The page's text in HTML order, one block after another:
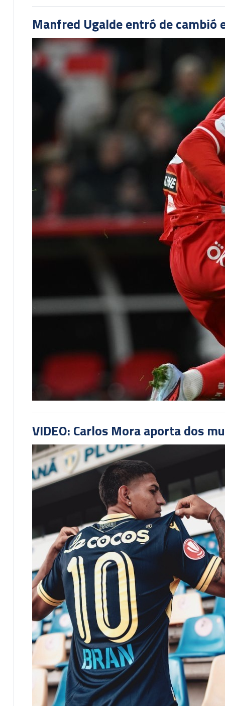
Manfred Ugalde entró de cambió
VIDEO: Carlos Mora aporta dos